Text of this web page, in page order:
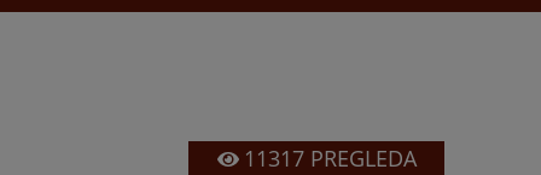
11317PREGLEDA